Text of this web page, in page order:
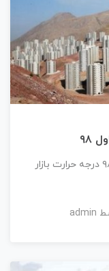
۹۸
کارنامه تجدیدی بازار مسکن در نیمه اول ۹۸ درجه حرارت بازار
admin